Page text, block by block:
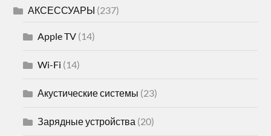
АКСЕССУАРЫ (237)
Apple TV (14)
Wi-Fi (14)
Акустические системы (23)
Зарядные устройства (20)